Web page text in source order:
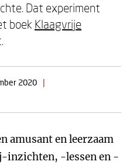
Dat experiment
boek Klaagvrije
2020
|
amusant en leerzaam
inzichten, -lessen en -